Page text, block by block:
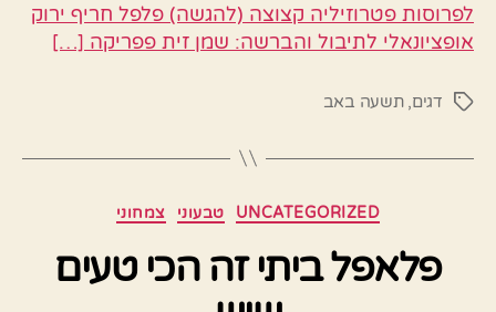
לפרוסות פטרוזיליה קצוצה (להגשה) פלפל חריף ירוק
אופציונאלי לתיבול והברשה: שמן זית פפריקה […]
תגיותדגים ,תשעה באב
קטגוריותUNCATEGORIZED טבעוני צמחוני
פלאפל ביתי זה הכי טעים